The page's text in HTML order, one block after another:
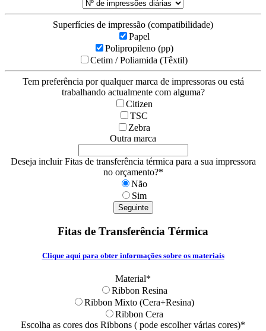
Superfícies de impressão (compatibilidade)
Papel
Polipropileno (pp)
Cetim / Poliamida (Têxtil)
Tem preferência por qualquer marca de impressoras ou está
trabalhando actualmente com alguma?
Citizen
TSC
Zebra
Outra marca
Deseja incluir Fitas de transferência térmica para a sua impressora
no orçamento?*
Não
Sim
Seguinte
Fitas de Transferência Térmica
Clique aqui para obter informações sobre os materiais
Material*
Ribbon Resina
Ribbon Mixto (Cera+Resina)
Ribbon Cera
Escolha as cores dos Ribbons ( pode escolher várias cores)*